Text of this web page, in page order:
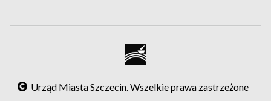
Urząd Miasta Szczecin. Wszelkie prawa zastrzeżone